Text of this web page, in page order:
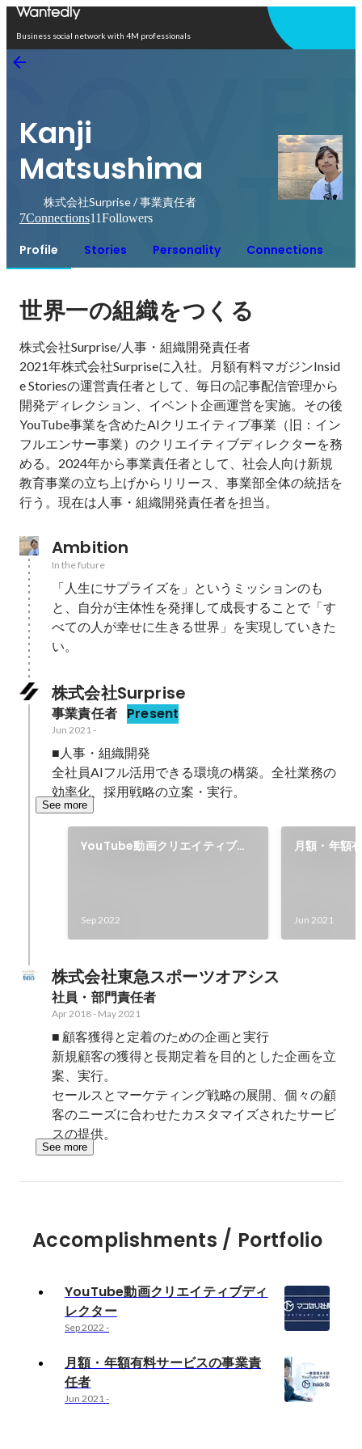
Business social network with 4M professionals
Kanji
Matsushima
株式会社Surprise / 事業責任者
7Connections11Followers
Profile Stories Personality Connections
世界一の組織をつくる
株式会社Surprise/人事・組織開発責任者
2021年株式会社Surpriseに入社。月額有料マガジンInsid
e Storiesの運営責任者として、毎日の記事配信管理から
開発ディレクション、イベント企画運営を実施。その後
YouTube事業を含めたAIクリエイティブ事業（旧：イン
フルエンサー事業）のクリエイティブディレクターを務
める。2024年から事業責任者として、社会人向け新規
教育事業の立ち上げからリリース、事業部全体の統括を
行う。現在は人事・組織開発責任者を担当。
Ambition
In the future
「人生にサプライズを」というミッションのも
と、自分が主体性を発揮して成長することで「す
べての人が幸せに生きる世界」を実現していきた
い。
株式会社Surprise
事業責任者 Present
Jun 2021-
■人事・組織開発
全社員AIフル活用できる環境の構築。全社業務の
効率化、採用戦略の立案・実行。
See more
YouTube動画クリエイティブデ
Sep 2022
月額・年額
Jun 2021
株式会社東急スポーツオアシス
社員・部門責任者
Apr 2018- May 2021
■ 顧客獲得と定着のための企画と実行
新規顧客の獲得と長期定着を目的とした企画を立
案、実行。
セールスとマーケティング戦略の展開、個々の顧
客のニーズに合わせたカスタマイズされたサービ
スの提供。
See more
Accomplishments / Portfolio
YouTube動画クリエイティブディ
レクター
Sep 2022 -
月額・年額有料サービスの事業責
任者
Jun 2021-